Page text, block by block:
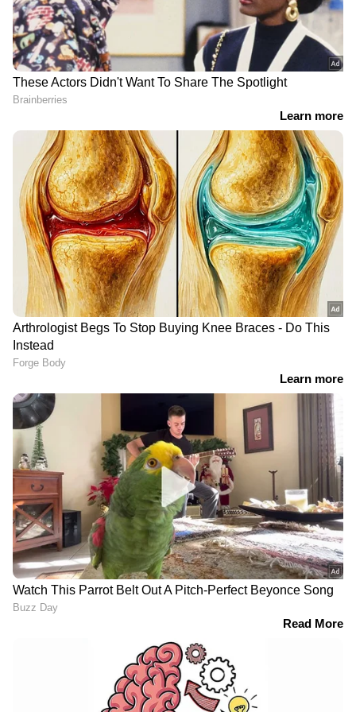
ജോസഫും ടൊവിനോ തോമസും വീണ്ടും
ഒന്നിക്കുന്ന ചിത്രം എന്ന നിലയിലും ചിത്രം
പ്രേക്ഷക ശ്രദ്ധയാകർഷിക്കുന്നുണ്ട്. വലിയ
ആവേശത്തോടെയാണ് പ്രേക്ഷകർ ഈ
ചിത്രത്തെ കാത്തിരിക്കുന്നത്.
നിങ്ങളുടെ മുന്നിൽ. എപ്പോഴും എവിടെയും
എന്റർടൈൻമെന്റിന്റെ താളത്തിൽ ചേരാൻ
ഏഷ്യാനെറ്റ് ന്യൂസ് മലയാളം വാർത്തകൾ
RECOMMENDED STORIES
വാമ്പയര്‍ ആക്ഷന്‍ ത്രില്ലര്‍
ചിത്രം 'ഹാഫ്' ടൊറന്റോ
ഫിലിം ഫെസ്റ്റിവലിലേക്ക്
നായകന്‍ ലോകേഷ് നാളെ
മുതല്‍; 'ഡിസി' അവസാന
പ്രൊമോ വീഡിയോ എത്തി